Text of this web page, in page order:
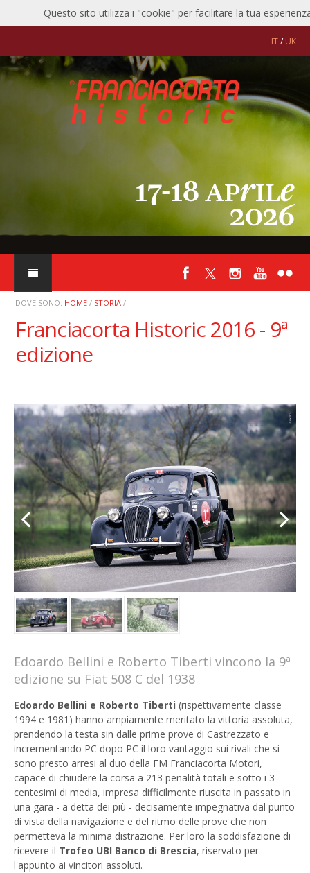
04/05/2026: Auto d'Epoca anno XLII n° 5, maggio 2026 pag. 120-121
22/04/2026: motoristorici.it
22/04/2026: territoribresciani.it
acisport.it
mattiperlecorse.com
20/04/2026:
19/04/2026:autorace.it
IT/ UK
DOVE SONO: HOME / STORIA /
Franciacorta Historic 2016 - 9ª
edizione
Previous
Edoardo Bellini e Roberto Tiberti vincono la 9ª
edizione su Fiat 508 C del 1938
Edoardo Bellini e Roberto Tiberti (rispettivamente classe
1994 e 1981) hanno ampiamente meritato la vittoria assoluta,
prendendo la testa sin dalle prime prove di Castrezzato e
incrementando PC dopo PC il loro vantaggio sui rivali che si
sono presto arresi al duo della FM Franciacorta Motori,
capace di chiudere la corsa a 213 penalità totali e sotto i 3
centesimi di media, impresa difficilmente riuscita in passato in
una gara - a detta dei più - decisamente impegnativa dal punto
di vista della navigazione e del ritmo delle prove che non
permetteva la minima distrazione. Per loro la soddisfazione di
ricevere il Trofeo UBI Banco di Brescia, riservato per
l'appunto ai vincitori assoluti.
Questo sito utilizza i "cookie" per facilitare la tua